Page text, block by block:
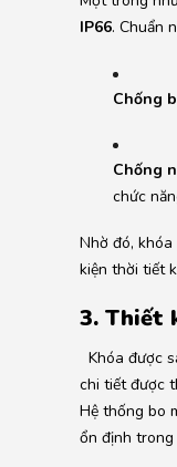
IP66. Chuẩn
Chống
Chống
chức
Nhờ đó,
kiện thời tiết
3. Thiết
Khóa được
chi tiết được
Hệ thống bo
ổn định trong